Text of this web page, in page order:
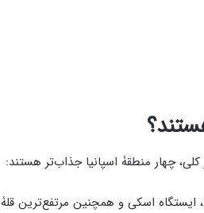
چهار منطقۀ اسپانیا جذاب‌تر هستند:
ایستگاه اسکی و همچنین مرتفع‌ترین قلۀ